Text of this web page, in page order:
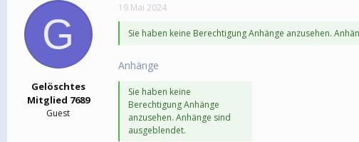
G
Gelöschtes
Mitglied 7689
Guest
19 Mai 2024
Sie haben keine Berechtigung Anhänge anzusehen.
Anhänge
Sie haben keine
Berechtigung Anhänge
anzusehen. Anhänge sind
ausgeblendet.